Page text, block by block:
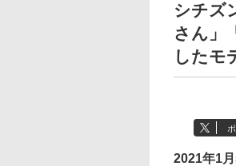
シチズ
さん」
したモ
2021年1